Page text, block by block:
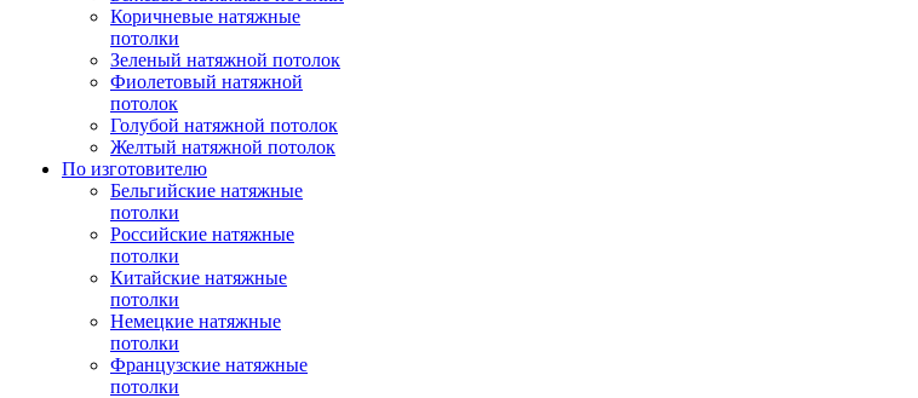
Коричневые натяжные
потолки
Зеленый натяжной потолок
Фиолетовый натяжной
потолок
Голубой натяжной потолок
Желтый натяжной потолок
По изготовителю
Бельгийские натяжные
потолки
Российские натяжные
потолки
Китайские натяжные
потолки
Немецкие натяжные
потолки
Французские натяжные
потолки